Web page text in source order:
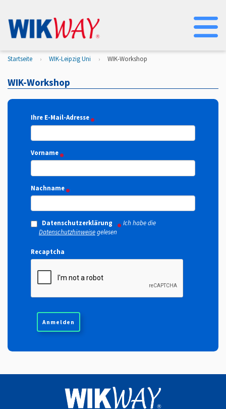
Startseite WIK-Leipzig Uni WIK-Workshop
WIK-Workshop
Ihre E-Mail-Adresse
Vorname
Nachname
Datenschutzerklärung
Ich habe die
Datenschutzhinweisegelesen
Recaptcha